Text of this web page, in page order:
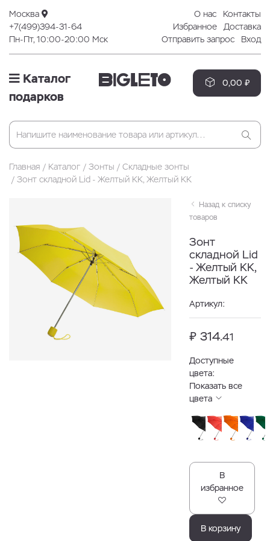
Москва
+7(499)394-31-64
Пн-Пт, 10:00-20:00 Мск
О нас
Контакты
Избранное
Доставка
Отправить запрос
Вход
Каталог
подарков
0,00 ₽
Главная Каталог Зонты
Складные зонты
Зонт складной Lid - Желтый KK, Желтый KK
Назад к списку
товаров
Зонт
складной Lid
- Желтый KK,
Желтый KK
Артикул:
₽ 314.41
Доступные
цвета:
Показать все
цвета
В
избранное
В корзину